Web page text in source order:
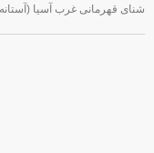
شنای قهرمانی غرب آسیا (آستانه ۲۰۲۶) با ثبت زمان ۲۵.۶۷ ثانیه در جایگاه نخست قرار